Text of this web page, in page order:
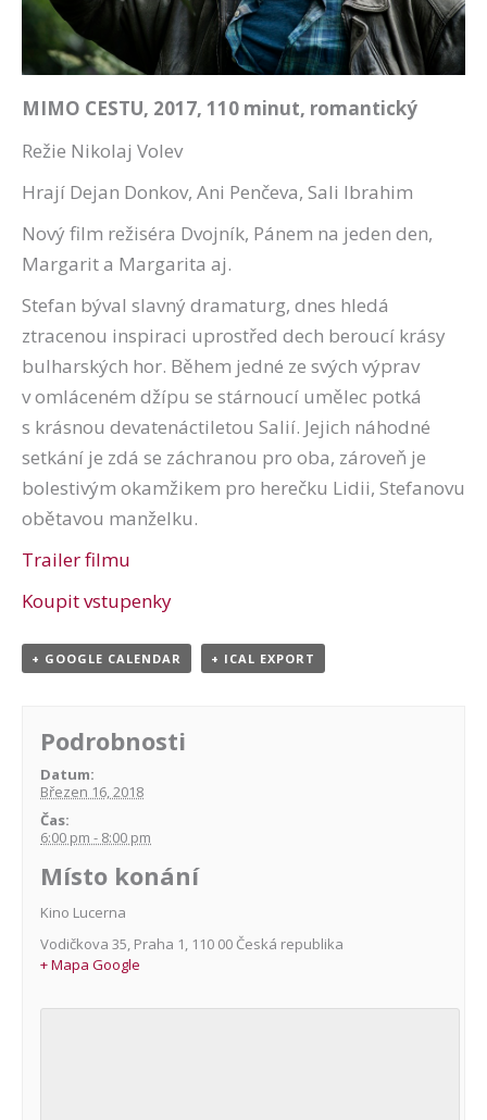
MIMO CESTU, 2017, 110 minut, romantický
Režie Nikolaj Volev
Hrají Dejan Donkov, Ani Penčeva, Sali Ibrahim
Nový film režiséra Dvojník, Pánem na jeden den,
Margarit a Margarita aj.
Stefan býval slavný dramaturg, dnes hledá
ztracenou inspiraci uprostřed dech beroucí krásy
bulharských hor. Během jedné ze svých výprav
v omláceném džípu se stárnoucí umělec potká
s krásnou devatenáctiletou Salií. Jejich náhodné
setkání je zdá se záchranou pro oba, zároveň je
bolestivým okamžikem pro herečku Lidii, Stefanovu
obětavou manželku.
Trailer filmu
Koupit vstupenky
+ GOOGLE CALENDAR + ICAL EXPORT
Podrobnosti
Datum:
Březen 16, 2018
Čas:
6:00 pm - 8:00 pm
Místo konání
Kino Lucerna
Vodičkova 35, Praha 1, 110 00 Česká republika
+ Mapa Google